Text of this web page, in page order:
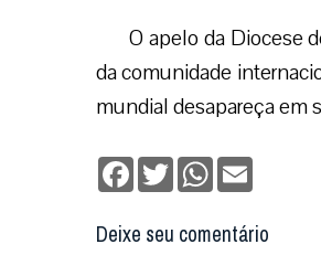
O apelo da Diocese
da comunidade
mundial desapareça em
Facebook
TwitterWhatsApp
Deixe seu comentário